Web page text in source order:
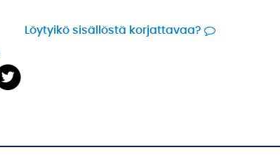
Löytyikö sisällöstä korjattavaa?